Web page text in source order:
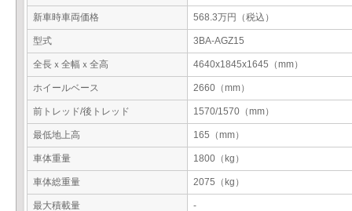
新車時車両価格 568.3万円（税込）
型式 3BA-AGZ15
全長ｘ全幅ｘ全高 4640x1845x1645（mm）
ホイールベース 2660（mm）
前トレッド/後トレッド 1570/1570（mm）
最低地上高 165（mm）
車体重量 1800（kg）
車体総重量 2075（kg）
最大積載量 -